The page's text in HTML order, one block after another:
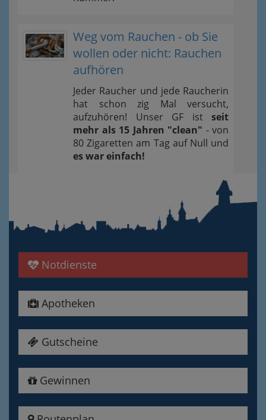
Weg vom Rauchen - ob Sie
wollen oder nicht: Rauchen
aufhören
Jeder Raucher und jede Raucherin
hat schon zig Mal versucht,
aufzuhören! Unser GF ist seit
mehr als 15 Jahren "clean" - von
80 Zigaretten am Tag auf Null und
es war einfach!
Notdienste
Apotheken
Gutscheine
Gewinnen